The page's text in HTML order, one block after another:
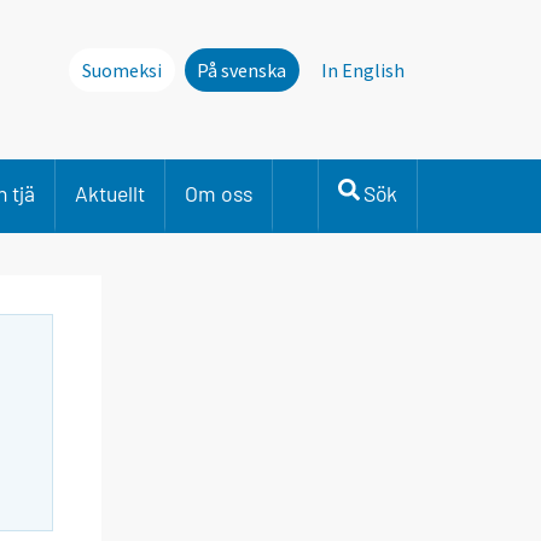
Suomeksi På svenska In English
tjä Aktuellt Om oss Sök